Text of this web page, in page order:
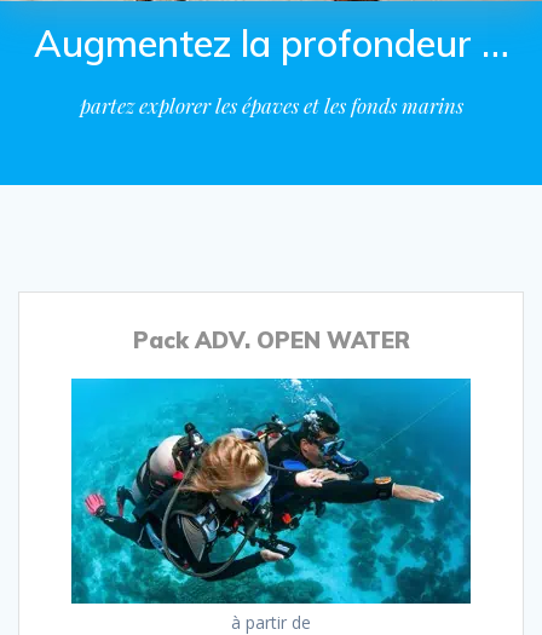
Augmentez la profondeur …
partez explorer les épaves et les fonds marins
Pack ADV. OPEN WATER
à partir de